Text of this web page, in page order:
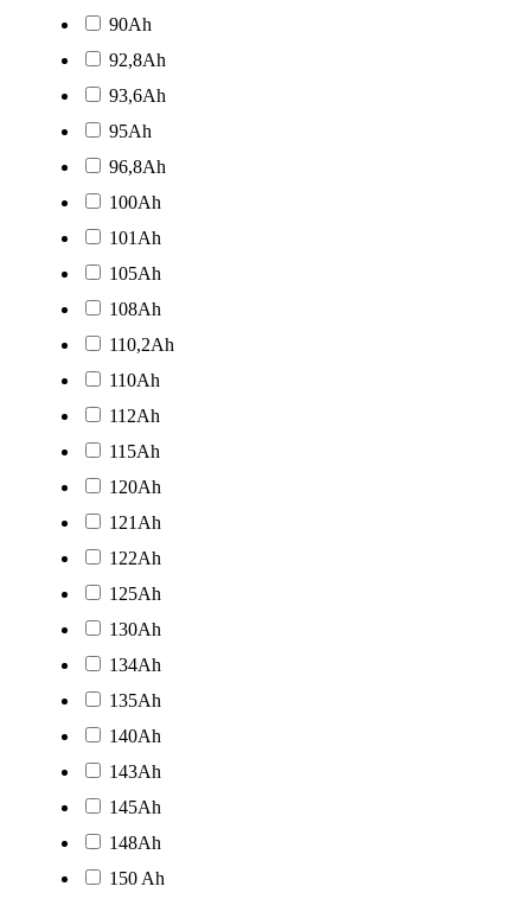
90Ah
92,8Ah
93,6Ah
95Ah
96,8Ah
100Ah
101Ah
105Ah
108Ah
110,2Ah
110Ah
112Ah
115Ah
120Ah
121Ah
122Ah
125Ah
130Ah
134Ah
135Ah
140Ah
143Ah
145Ah
148Ah
150 Ah